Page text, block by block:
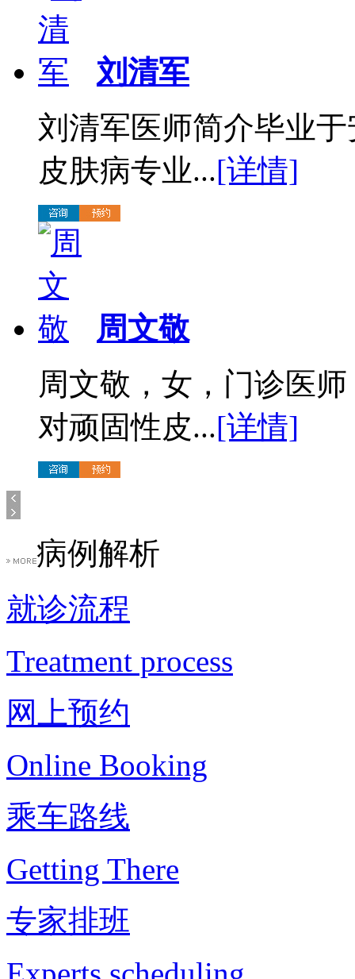
刘清军
刘清军医师简介毕业
皮肤病专业...[详情]
周文敬
周文敬，女，门诊医
对顽固性皮...[详情]
病例解析
就诊流程
Treatment process
网上预约
Online Booking
乘车路线
Getting There
专家排班